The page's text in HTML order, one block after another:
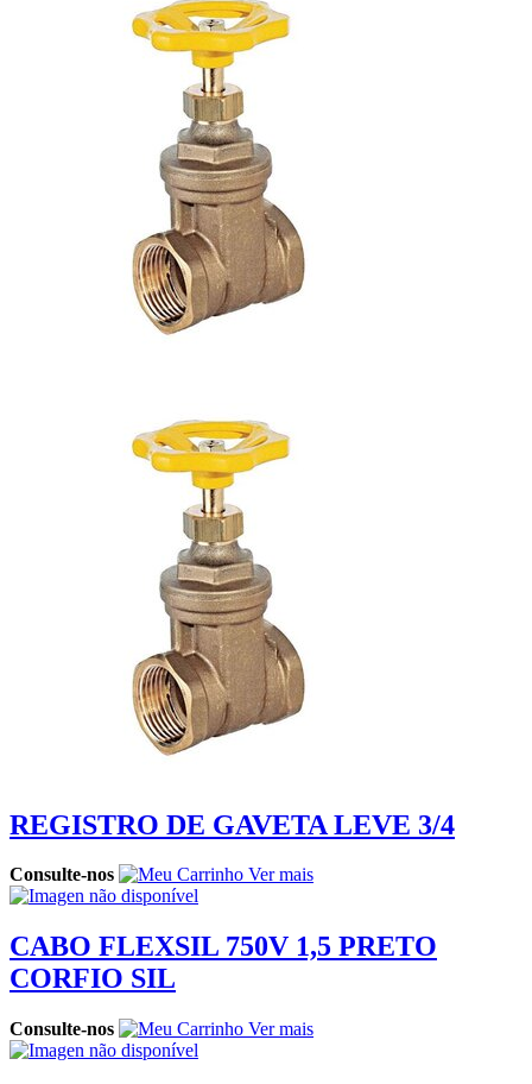
REGISTRO DE GAVETA LEVE 3/4
Consulte-nos Ver mais
CABO FLEXSIL 750V 1,5 PRETO
CORFIO SIL
Consulte-nos Ver mais